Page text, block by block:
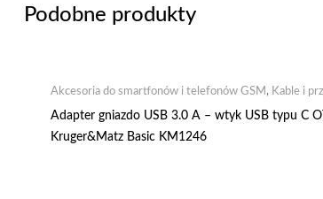
Podobne produkty
Akcesoria do smartfonów i telefonów GSM , Kable i
GSM,Mobilne
Adapter gniazdo USB 3.0 A – wtyk USB typu C
Kruger&Matz Basic KM1246